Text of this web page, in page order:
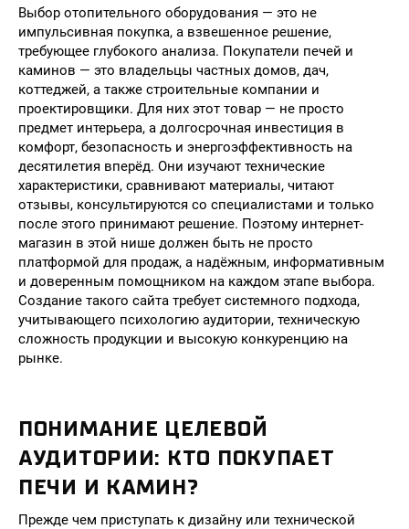
Выбор отопительного оборудования — это не
импульсивная покупка, а взвешенное решение,
требующее глубокого анализа. Покупатели печей и
каминов — это владельцы частных домов, дач,
коттеджей, а также строительные компании и
проектировщики. Для них этот товар — не просто
предмет интерьера, а долгосрочная инвестиция в
комфорт, безопасность и энергоэффективность на
десятилетия вперёд. Они изучают технические
характеристики, сравнивают материалы, читают
отзывы, консультируются со специалистами и только
после этого принимают решение. Поэтому интернет-
магазин в этой нише должен быть не просто
платформой для продаж, а надёжным, информативным
и доверенным помощником на каждом этапе выбора.
Создание такого сайта требует системного подхода,
учитывающего психологию аудитории, техническую
сложность продукции и высокую конкуренцию на
рынке.
ПОНИМАНИЕ ЦЕЛЕВОЙ
АУДИТОРИИ: КТО ПОКУПАЕТ
ПЕЧИ И КАМИН?
Прежде чем приступать к дизайну или технической